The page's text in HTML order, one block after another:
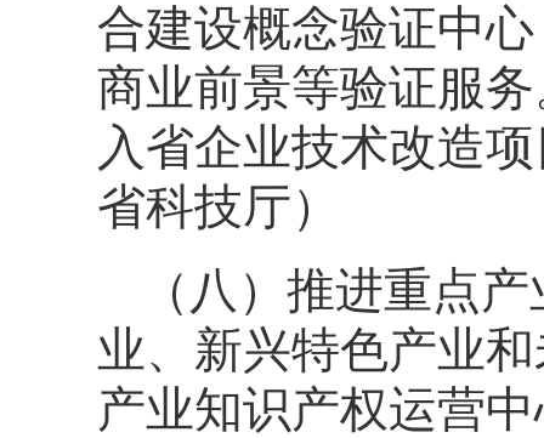
合建设概念验证中
商业前景等验证服
入省企业技术改造
省科技厅）
（八）推进重点
业、新兴特色产业
产业知识产权运营